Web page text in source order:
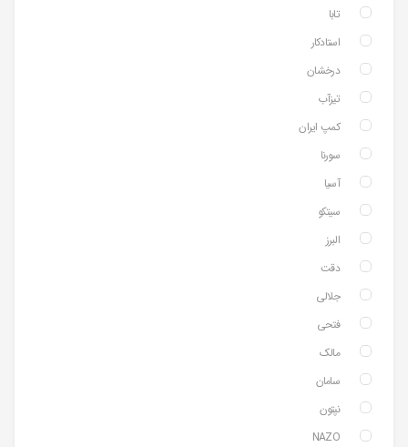
تابا
استادکار
درخشان
تیزآب
کمپ ایران
سورنا
آسیا
سیتکو
البرز
دقت
جلالی
فتحی
مالک
سامان
نپتون
NAZO